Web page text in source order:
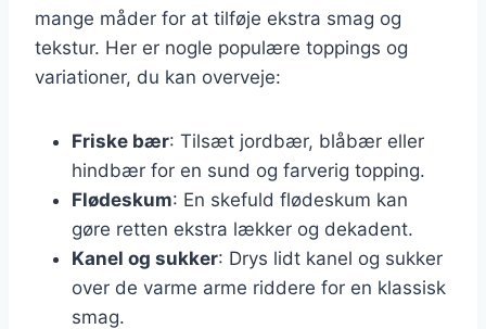
mange måder for at tilføje ekstra smag og
tekstur. Her er nogle populære toppings og
variationer, du kan overveje:
Friske bær: Tilsæt jordbær, blåbær eller
hindbær for en sund og farverig topping.
Flødeskum: En skefuld flødeskum kan
gøre retten ekstra lækker og dekadent.
Kanel og sukker: Drys lidt kanel og sukker
over de varme arme riddere for en klassisk
smag.